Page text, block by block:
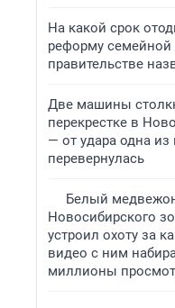
На какой срок
реформу семейной
правительстве
Две машины
перекрестке в
— от удара одна из
перевернулась
Белый
Новосибирского
устроил охоту за
видео с ним
миллионы